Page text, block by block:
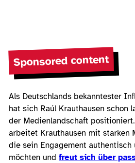
Sponsored content
Als Deutschlands bekanntester
hat sich Raúl Krauthausen schon
der Medienlandschaft
arbeitet Krauthausen mit starken
die sein Engagement authentisch
möchten und freut sich über